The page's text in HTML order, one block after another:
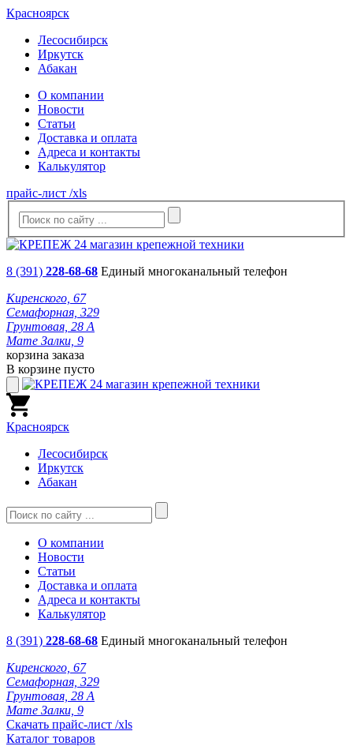
Красноярск
Лесосибирск
Иркутск
Абакан
О компании
Новости
Статьи
Доставка и оплата
Адреса и контакты
Калькулятор
прайс-лист /xls
8 (391) 228-68-68 Единый многоканальный телефон
Киренского, 67
Семафорная, 329
Грунтовая, 28 А
Мате Залки, 9
корзина заказа
В корзине пусто
Красноярск
Лесосибирск
Иркутск
Абакан
О компании
Новости
Статьи
Доставка и оплата
Адреса и контакты
Калькулятор
8 (391) 228-68-68 Единый многоканальный телефон
Киренского, 67
Семафорная, 329
Грунтовая, 28 А
Мате Залки, 9
Скачать прайс-лист /xls
Каталог товаров